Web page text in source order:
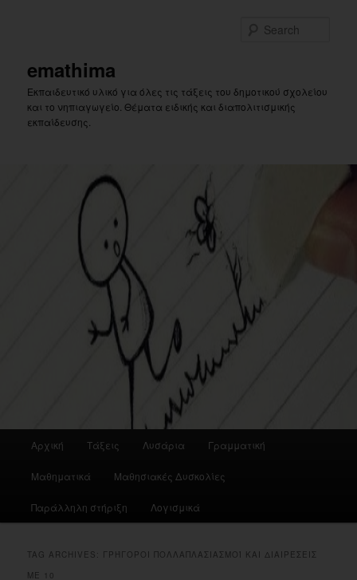
emathima
Εκπαιδευτικό υλικό για όλες τις τάξεις του δημοτικού σχολείου
και το νηπιαγωγείο. Θέματα ειδικής και διαπολιτισμικής
εκπαίδευσης.
Αρχική Τάξεις Λυσάρια Γραμματική
Μαθηματικά Μαθησιακές Δυσκολίες
Παράλληλη στήριξη Λογισμικά
TAG ARCHIVES: ΓΡΉΓΟΡΟΙ ΠΟΛΛΑΠΛΑΣΙΑΣΜΟΊ ΚΑΙ ΔΙΑΙΡΈΣΕΙΣ
ΜΕ 10